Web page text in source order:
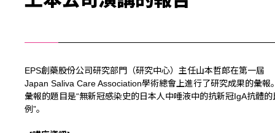
EPS創藥股份公司研究部門（研究中心）主任山本哲郎在第一屆
Japan Saliva Care Association學術總會上進行了研究成果的彙報
彙報的題目是“無新冠感染史的日本人中唾液中的抗新冠IgA抗體的
例”。